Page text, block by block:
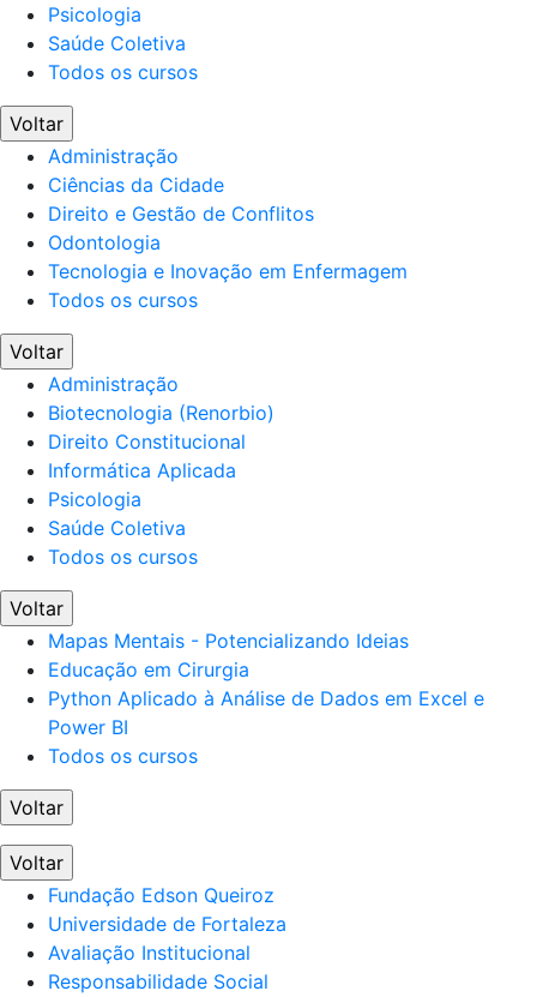
Psicologia
Saúde Coletiva
Todos os cursos
Voltar
Administração
Ciências da Cidade
Direito e Gestão de Conflitos
Odontologia
Tecnologia e Inovação em Enfermagem
Todos os cursos
Voltar
Administração
Biotecnologia (Renorbio)
Direito Constitucional
Informática Aplicada
Psicologia
Saúde Coletiva
Todos os cursos
Voltar
Mapas Mentais - Potencializando Ideias
Educação em Cirurgia
Python Aplicado à Análise de Dados em Excel e
Power BI
Todos os cursos
Voltar
Voltar
Fundação Edson Queiroz
Universidade de Fortaleza
Avaliação Institucional
Responsabilidade Social